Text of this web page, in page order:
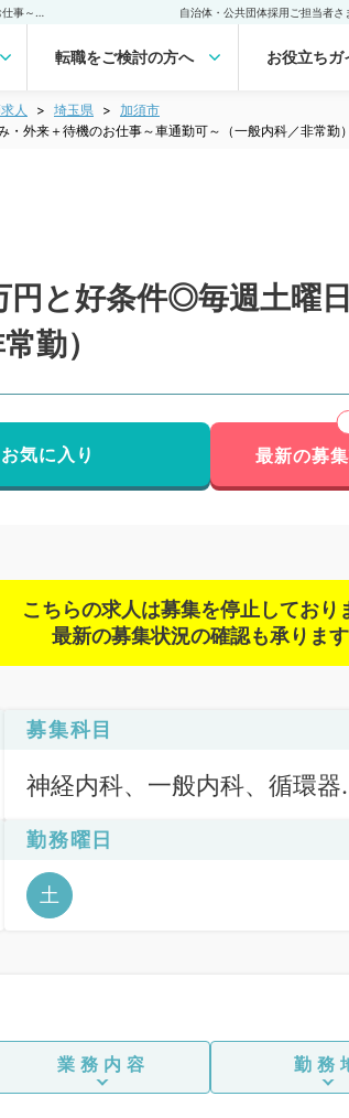
自治体・公共団体採用ご担当者さ
転職をご検討の方へ お役立ちガ
人 埼玉県
加須市
外来＋待機のお仕事～車通勤可～（一般内科／非常勤）
円と好条件◎毎週土曜
勤）
お気に入り 最新の募
こちらの求人は募集を停止しており
最新の募集状況の確認も承ります
募集科目
神経内科、一般内科、循環器
内分泌・代謝内科、腎臓内科
老年内科、血液内科、膠原病
勤務曜日
土
業務内容 勤務